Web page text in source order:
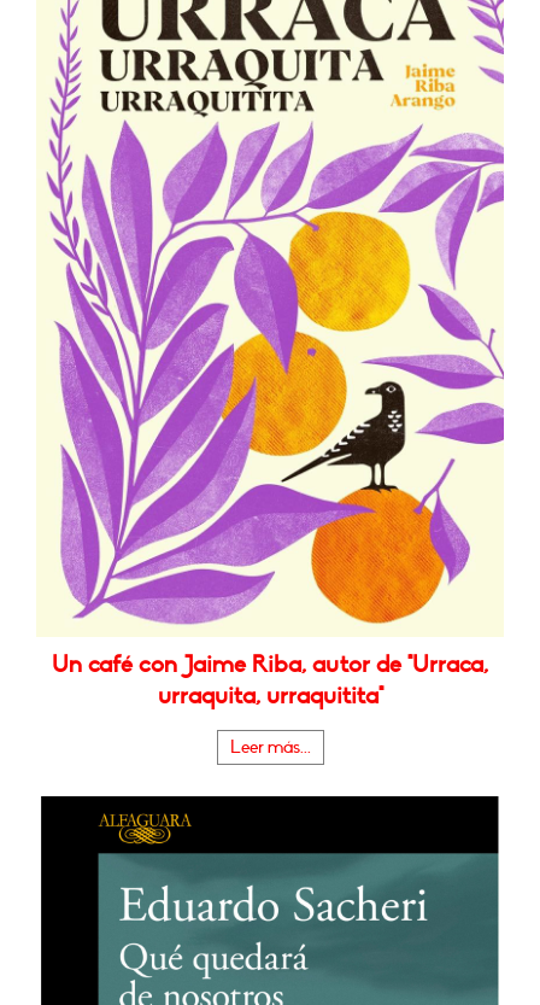
Un café con Jaime Riba, autor de "Urraca,
urraquita, urraquitita"
Leer más...